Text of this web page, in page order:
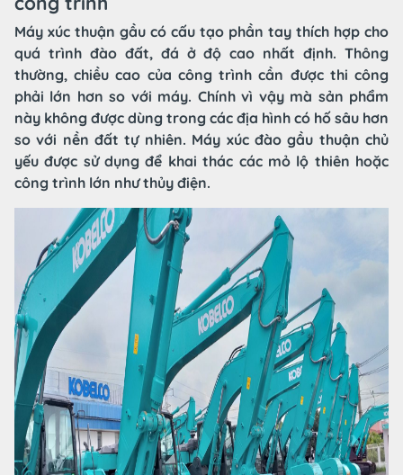
Máy xúc thuận gầu có cấu tạo phần tay thích hợp cho
quá trình đào đất, đá ở độ cao nhất định. Thông
thường, chiều cao của công trình cần được thi công
phải lớn hơn so với máy. Chính vì vậy mà sản phẩm
này không được dùng trong các địa hình có hố sâu hơn
so với nền đất tự nhiên. Máy xúc đào gầu thuận chủ
yếu được sử dụng để khai thác các mỏ lộ thiên hoặc
công trình lớn như thủy điện.